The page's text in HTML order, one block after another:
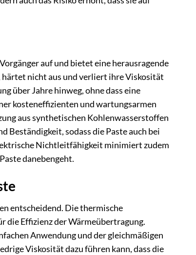
auf und bietet eine herausragende
nicht aus und verliert ihre Viskosität
über Jahre hinweg, ohne dass eine
kosteneffizienten und wartungsarmen
aus synthetischen Kohlenwasserstoffen
sodass die Paste auch bei
Nichtleitfähigkeit minimiert zudem
danebengeht.
entscheidend. Die thermische
die Effizienz der Wärmeübertragung.
Anwendung und der gleichmäßigen
Viskosität dazu führen kann, dass die